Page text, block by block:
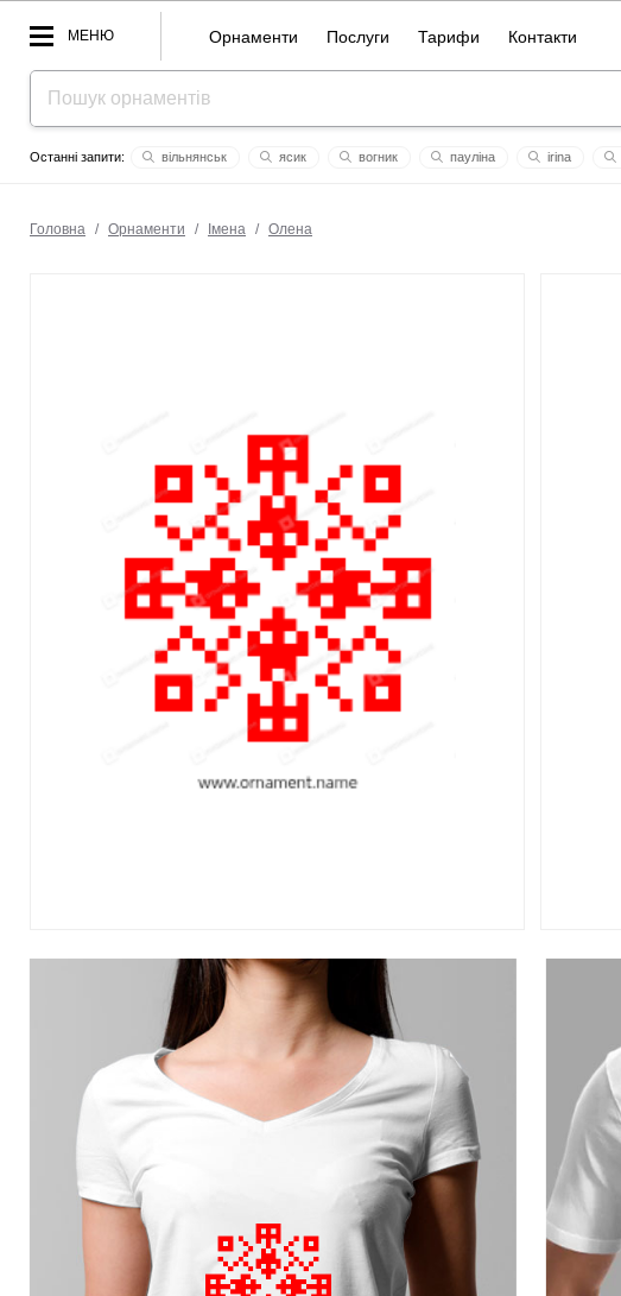
МЕНЮ Орнаменти Послуги Тарифи Контакти
вільнянськ ясик вогник пaулінa irina
Головна / Орнаменти / Імена / Олена